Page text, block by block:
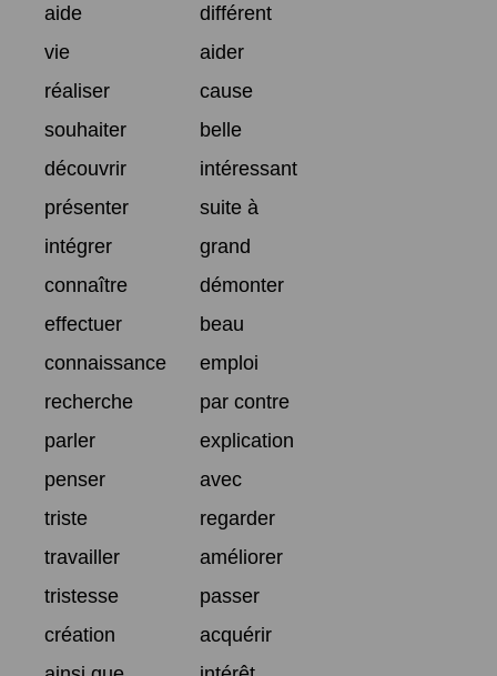
aide
différent
vie
aider
réaliser
cause
souhaiter
belle
découvrir
intéressant
présenter
suite à
intégrer
grand
connaître
démonter
effectuer
beau
connaissance
emploi
recherche
par contre
parler
explication
penser
avec
triste
regarder
travailler
améliorer
tristesse
passer
création
acquérir